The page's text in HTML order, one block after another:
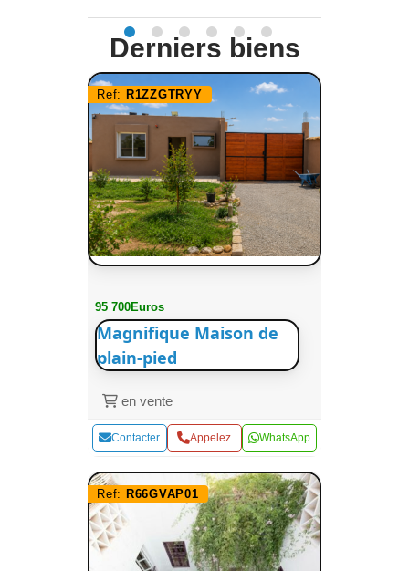
Derniers biens
Ref: R1ZZGTRYY
95 700Euros
Magnifique Maison de
plain-pied
en vente
Contacter Appelez WhatsApp
Ref: R66GVAP01